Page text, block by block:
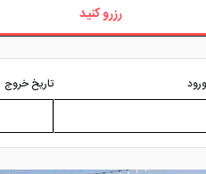
رزرو کنید
تاریخ خروج